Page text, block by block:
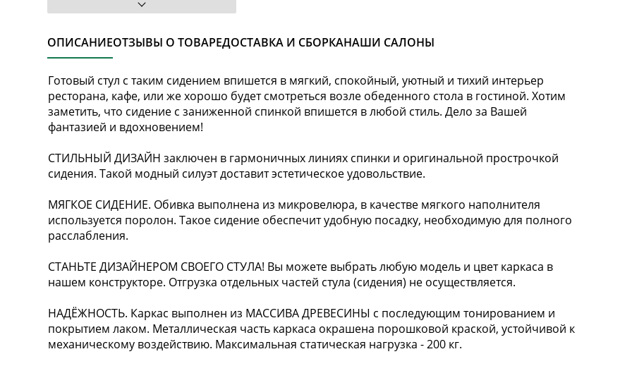
ОПИСАНИЕОТЗЫВЫ О ТОВАРЕДОСТАВКА И СБОРКАНАШИ САЛОНЫ
Готовый стул с таким сидением впишется в мягкий, спокойный, уютный и тихий интерьер
ресторана, кафе, или же хорошо будет смотреться возле обеденного стола в гостиной. Хотим
заметить, что сидение с заниженной спинкой впишется в любой стиль. Дело за Вашей
фантазией и вдохновением!
СТИЛЬНЫЙ ДИЗАЙН заключен в гармоничных линиях спинки и оригинальной прострочкой
сидения. Такой модный силуэт доставит эстетическое удовольствие.
МЯГКОЕ СИДЕНИЕ. Обивка выполнена из микровелюра, в качестве мягкого наполнителя
используется поролон. Такое сидение обеспечит удобную посадку, необходимую для полного
расслабления.
СТАНЬТЕ ДИЗАЙНЕРОМ СВОЕГО СТУЛА! Вы можете выбрать любую модель и цвет каркаса в
нашем конструкторе. Отгрузка отдельных частей стула (сидения) не осуществляется.
НАДЁЖНОСТЬ. Каркас выполнен из МАССИВА ДРЕВЕСИНЫ с последующим тонированием и
покрытием лаком. Металлическая часть каркаса окрашена порошковой краской, устойчивой к
механическому воздействию. Максимальная статическая нагрузка - 200 кг.